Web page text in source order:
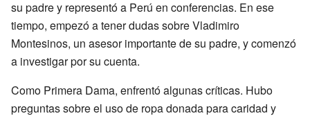
su padre y representó a Perú en conferencias. En ese
tiempo, empezó a tener dudas sobre Vladimiro
Montesinos, un asesor importante de su padre, y comenzó
a investigar por su cuenta.
Como Primera Dama, enfrentó algunas críticas. Hubo
preguntas sobre el uso de ropa donada para caridad y